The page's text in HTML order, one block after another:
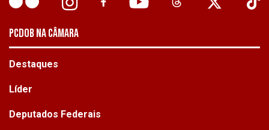
PCDOB NA CÂMARA
Destaques
Líder
Deputados Federais